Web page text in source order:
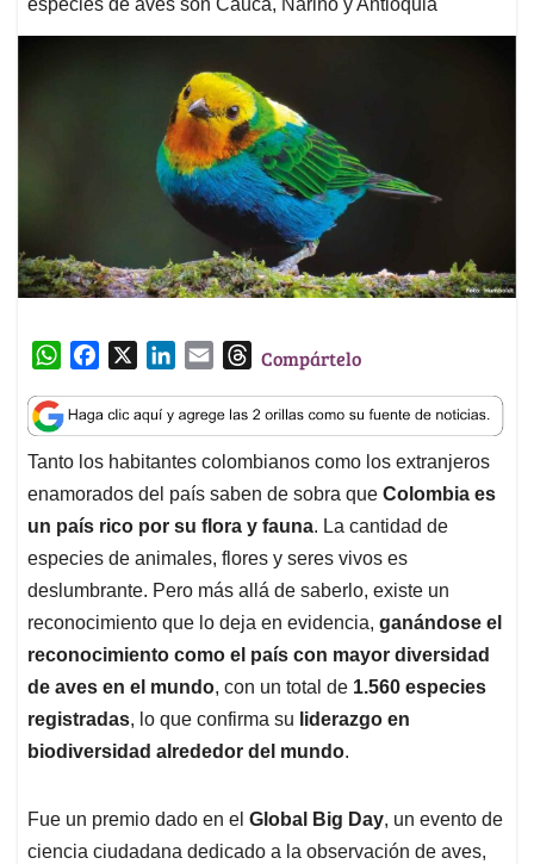
especies de aves son Cauca, Nariño y Antioquia
W
a
t
s
A
p
p
c
e
b
o
o
k
n
k
e
d
I
n
a
i
l
T
r
e
a
d
s
Compártelo
Tanto los habitantes colombianos como los extranjeros
enamorados del país saben de sobra que Colombia es
un país rico por su flora y fauna. La cantidad de
especies de animales, flores y seres vivos es
deslumbrante. Pero más allá de saberlo, existe un
reconocimiento que lo deja en evidencia, ganándose el
reconocimiento como el país con mayor diversidad
de aves en el mundo, con un total de 1.560 especies
registradas, lo que confirma su liderazgo en
biodiversidad alrededor del mundo.
Fue un premio dado en el Global Big Day, un evento de
ciencia ciudadana dedicado a la observación de aves,